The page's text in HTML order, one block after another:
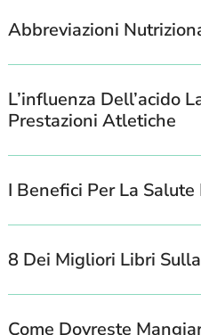
Abbreviazioni
L’influenza Dell’acido
Prestazioni Atletiche
I Benefici Per La
8 Dei Migliori Libri
Come Dovreste
Search
For: